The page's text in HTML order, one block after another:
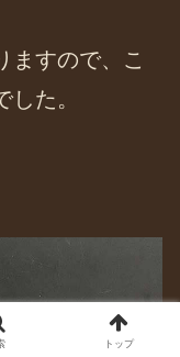
ますので、こ
た。
トップ